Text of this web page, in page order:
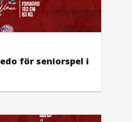
för seniorspel i